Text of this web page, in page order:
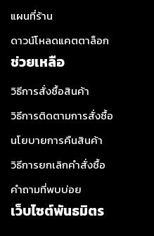
แผนที่ร้าน
ดาวน์โหลดแคตตาล็อก
ช่วยเหลือ
วิธีการสั่งซื้อสินค้า
วิธีการติดตามการสั่งซื้อ
นโยบายการคืนสินค้า
วิธีการยกเลิกคำสั่งซื้อ
คำถามที่พบบ่อย
เว็บไซต์พันธมิตร